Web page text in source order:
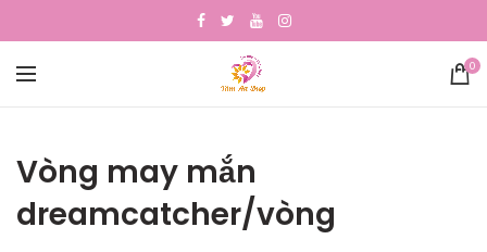
0
Vòng may mắn
dreamcatcher/vòng